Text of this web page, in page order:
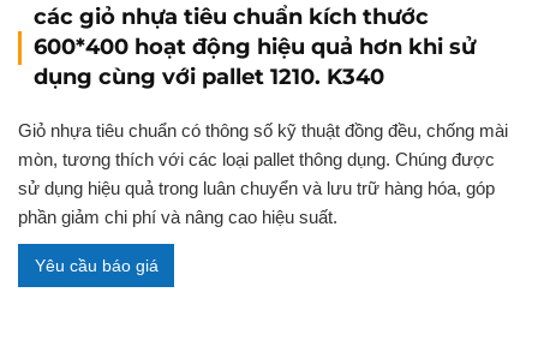
các giỏ nhựa tiêu chuẩn kích thước
600*400 hoạt động hiệu quả hơn khi sử
dụng cùng với pallet 1210. K340
Giỏ nhựa tiêu chuẩn có thông số kỹ thuật đồng đều, chống mài
mòn, tương thích với các loại pallet thông dụng. Chúng được
sử dụng hiệu quả trong luân chuyển và lưu trữ hàng hóa, góp
phần giảm chi phí và nâng cao hiệu suất.
Yêu cầu báo giá